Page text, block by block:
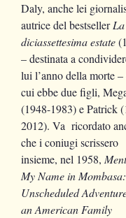
Daly, anche lei
autrice del bestsellerLa
diciassettesima estate
– destinata a
lui l’anno della morte –
cui ebbe due figli,
(1948-1983) e Patrick
2012). Va ricordato
che i coniugi scrissero
insieme, nel 1958,
My Name in
Unscheduled
an American Family